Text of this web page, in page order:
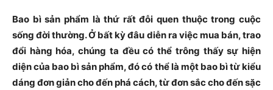
Bao bì sản phẩm là thứ rất đỗi quen thuộc trong cuộc
sống đời thường. Ở bất kỳ đâu diễn ra việc mua bán, trao
đổi hàng hóa, chúng ta đều có thể trông thấy sự hiện
diện của bao bì sản phẩm, đó có thể là một bao bì từ kiểu
dáng đơn giản cho đến phá cách, từ đơn sắc cho đến sặc